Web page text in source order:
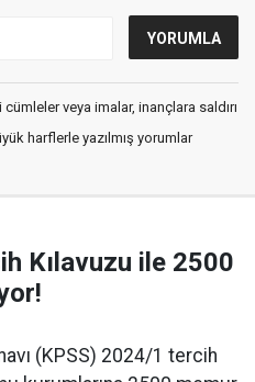
veya imalar, inançlara saldırı
harflerle yazılmış yorumlar
Kılavuzu ile 2500
(KPSS) 2024/1 tercih